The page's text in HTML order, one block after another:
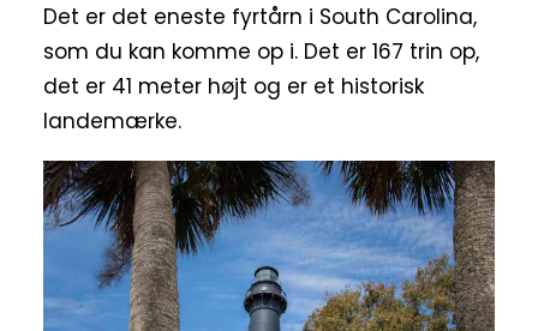
Det er det eneste fyrtårn i South Carolina,
som du kan komme op i. Det er 167 trin op,
det er 41 meter højt og er et historisk
landemærke.